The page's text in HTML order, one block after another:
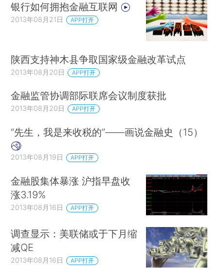
银行如何拥抱金融互联网
2013年08月21日 APP打开
陕西支持神木县争取国家级金融改革试点
2013年08月20日 APP打开
金融监管协调部际联席会议制度获批
2013年08月20日 APP打开
“先生，我是来收税的”——画说金融史（15）
2013年08月19日 APP打开
金融股集体暴涨 沪指早盘收
涨3.19%
2013年08月16日 APP打开
调查显示：美联储或于下月缩
减QE
2013年08月16日 APP打开